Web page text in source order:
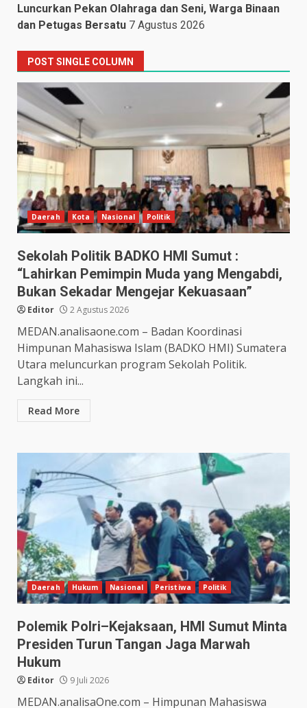
Luncurkan Pekan Olahraga dan Seni, Warga Binaan
dan Petugas Bersatu 7 Agustus 2026
POST SINGLE COLUMN
Daerah Kota Nasional Politik
Sekolah Politik BADKO HMI Sumut :
“Lahirkan Pemimpin Muda yang Mengabdi,
Bukan Sekadar Mengejar Kekuasaan”
Editor 2 Agustus 2026
MEDAN.analisaone.com – Badan Koordinasi
Himpunan Mahasiswa Islam (BADKO HMI) Sumatera
Utara meluncurkan program Sekolah Politik.
Langkah ini...
Read More
Daerah Hukum Nasional Peristiwa Politik
Polemik Polri–Kejaksaan, HMI Sumut Minta
Presiden Turun Tangan Jaga Marwah
Hukum
Editor 9 Juli 2026
MEDAN.analisaOne.com – Himpunan Mahasiswa